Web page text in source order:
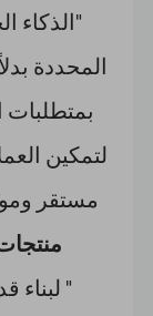
"الذكاء
المحددة
بمتطلبات
لتمكين
مستقر
" لبناء